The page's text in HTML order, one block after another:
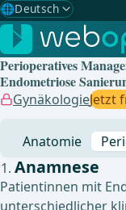
🌐Deutsch
Gewählte Sprache:
🇩🇪 Deutsch
🇬🇧English
🇪🇸Spanisch
🇧🇷Brasilianisch
Perioperatives
Endometriose
GynäkologieJetzt
Anatomie
Anamnese
Patientinnen mit
unterschiedlicher